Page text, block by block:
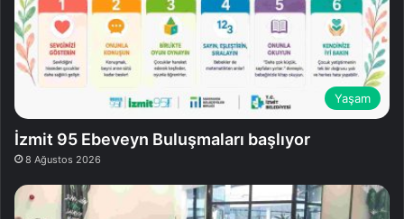
Yaşam
İzmit 95 Ebeveyn Buluşmaları başlıyor
8 Ağustos 2026